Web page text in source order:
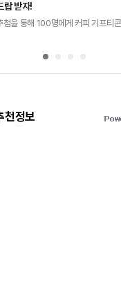
랍 받자!
첨을 통해 100명에게 커피 기프티
천정보